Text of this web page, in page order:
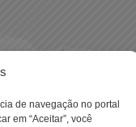
de navegação no portal
em “Aceitar”, você